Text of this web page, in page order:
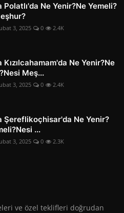
Polatlı'da Ne Yenir?Ne Yemeli?
3, 2025 0 2.4K
Kızılcahamam'da Ne Yenir?Ne
Meş...
3, 2025 0 2.4K
Şereflikoçhisar'da Ne Yenir?
...
3, 2025 0 2.3K
ve özel teklifleri doğrudan